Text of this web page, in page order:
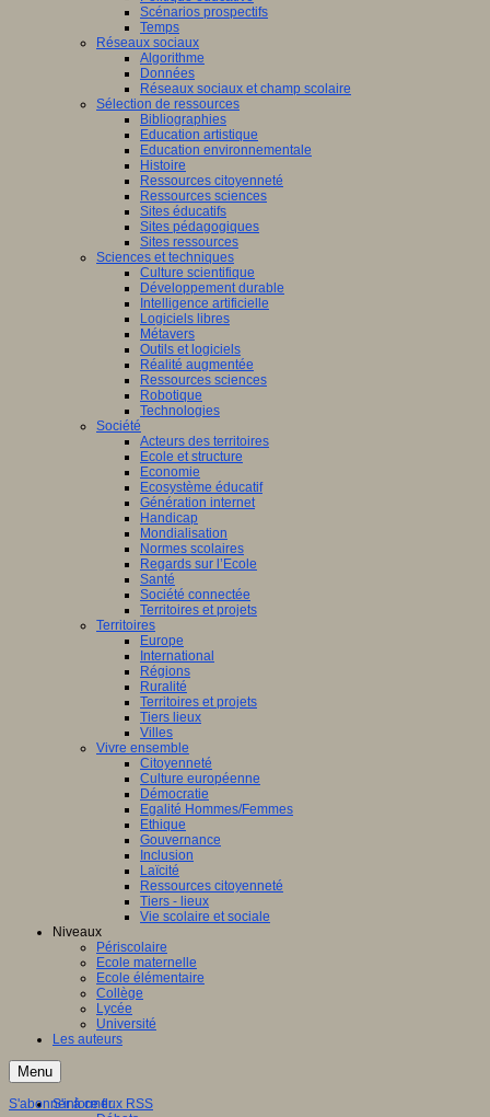
Scénarios prospectifs
Temps
Réseaux sociaux
Algorithme
Données
Réseaux sociaux et champ scolaire
Sélection de ressources
Bibliographies
Education artistique
Education environnementale
Histoire
Ressources citoyenneté
Ressources sciences
Sites éducatifs
Sites pédagogiques
Sites ressources
Sciences et techniques
Culture scientifique
Développement durable
Intelligence artificielle
Logiciels libres
Métavers
Outils et logiciels
Réalité augmentée
Ressources sciences
Robotique
Technologies
Société
Acteurs des territoires
Ecole et structure
Economie
Ecosystème éducatif
Génération internet
Handicap
Mondialisation
Normes scolaires
Regards sur l’Ecole
Santé
Société connectée
Territoires et projets
Territoires
Europe
International
Régions
Ruralité
Territoires et projets
Tiers lieux
Villes
Vivre ensemble
Citoyenneté
Culture européenne
Démocratie
Egalité Hommes/Femmes
Ethique
Gouvernance
Inclusion
Laïcité
Ressources citoyenneté
Tiers - lieux
Vie scolaire et sociale
Niveaux
Périscolaire
Ecole maternelle
Ecole élémentaire
Collège
Lycée
Université
Les auteurs
Menu
S'informer
S'abonner à ce flux RSS